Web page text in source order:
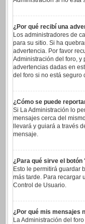
¿Por qué recibí una
Los administradores de
para su sitio. Si ha
advertencia. Por favor
Administración del foro, y
advertencias dadas en
del foro si no está seguro
¿Cómo se puede
Si La Administración lo
mensajes cerca del
llevará y guiará a través
mensaje.
¿Para qué sirve el
Esto le permitirá guardar
más tarde. Para recargar
Control de Usuario.
¿Por qué mis mensajes
La Administración del